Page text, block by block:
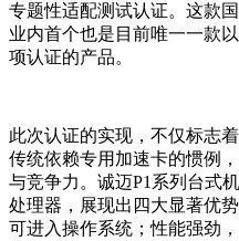
专题性适配测试认证。这款
业内首个也是目前唯一一款
项认证的产品。
此次认证的实现，不仅标志
传统依赖专用加速卡的惯例
与竞争力。诚迈P1系列台式
处理器，展现出四大显著优
可进入操作系统；性能强劲